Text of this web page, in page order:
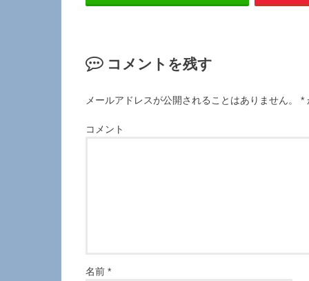
コメントを残す
メールアドレスが公開されることはありません。 *
コメント
名前 *